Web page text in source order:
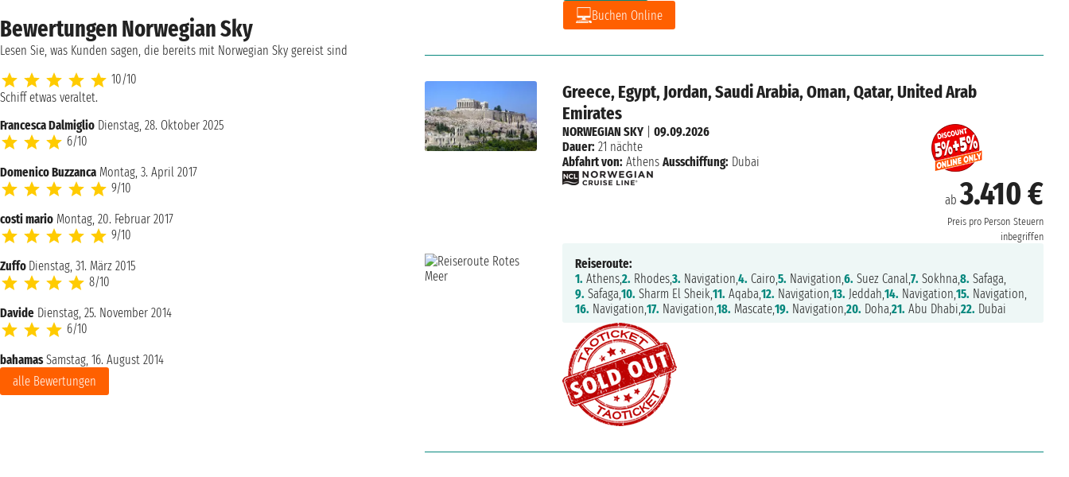
Buchen Online
Greece, Egypt, Jordan, Saudi Arabia, Oman, Qatar, United Arab
Emirates
ab3.410 €
Preis pro Person Steuern
inbegriffen
NORWEGIAN SKY |09.09.2026
Dauer: 21 nächte
Abfahrt von: Athens Ausschiffung: Dubai
Reiseroute:
1. Athens,2. Rhodes,3. Navigation,4. Cairo,5. Navigation,6. Suez Canal,7. Sokhna,8. Safaga,
9. Safaga,10. Sharm El Sheik,11. Aqaba,12. Navigation,13. Jeddah,14. Navigation,15. Navigation,
16. Navigation,17. Navigation,18. Mascate,19. Navigation,20. Doha,21. Abu Dhabi,22. Dubai
Bewertungen Norwegian Sky
Lesen Sie, was Kunden sagen, die bereits mit Norwegian Sky gereist sind
10/10
Schiff etwas veraltet.
Francesca Dalmiglio Dienstag, 28. Oktober 2025
6/10
Domenico Buzzanca Montag, 3. April 2017
9/10
costi mario Montag, 20. Februar 2017
9/10
Zuffo Dienstag, 31. März 2015
8/10
Davide Dienstag, 25. November 2014
6/10
bahamas Samstag, 16. August 2014
alle Bewertungen